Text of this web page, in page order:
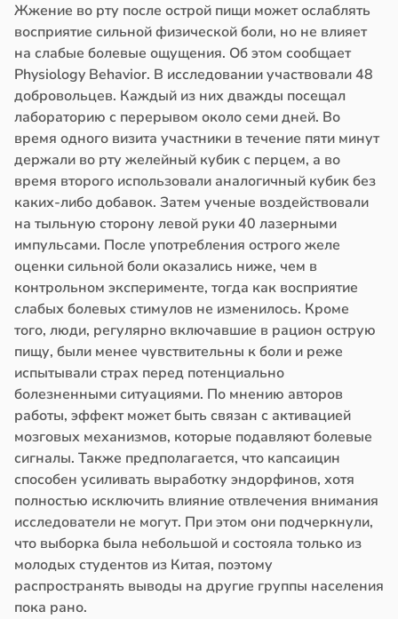
Жжение во рту после острой пищи может ослаблять
восприятие сильной физической боли, но не влияет
на слабые болевые ощущения. Об этом сообщает
Physiology Behavior. В исследовании участвовали 48
добровольцев. Каждый из них дважды посещал
лабораторию с перерывом около семи дней. Во
время одного визита участники в течение пяти минут
держали во рту желейный кубик с перцем, а во
время второго использовали аналогичный кубик без
каких-либо добавок. Затем ученые воздействовали
на тыльную сторону левой руки 40 лазерными
импульсами. После употребления острого желе
оценки сильной боли оказались ниже, чем в
контрольном эксперименте, тогда как восприятие
слабых болевых стимулов не изменилось. Кроме
того, люди, регулярно включавшие в рацион острую
пищу, были менее чувствительны к боли и реже
испытывали страх перед потенциально
болезненными ситуациями. По мнению авторов
работы, эффект может быть связан с активацией
мозговых механизмов, которые подавляют болевые
сигналы. Также предполагается, что капсаицин
способен усиливать выработку эндорфинов, хотя
полностью исключить влияние отвлечения внимания
исследователи не могут. При этом они подчеркнули,
что выборка была небольшой и состояла только из
молодых студентов из Китая, поэтому
распространять выводы на другие группы населения
пока рано.